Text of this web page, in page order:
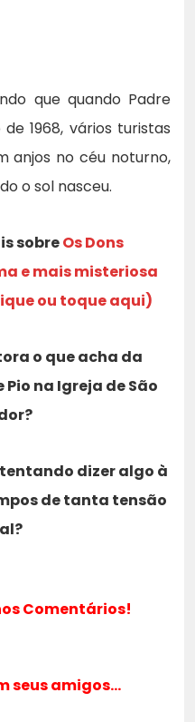
que quando Padre
1968, vários turistas
anjos no céu noturno,
o sol nasceu.
sobreOs Dons
e mais misteriosa
ou toque aqui)
o que acha da
na Igreja de São
dizer algo à
de tanta tensão
Comentários!
seus amigos…